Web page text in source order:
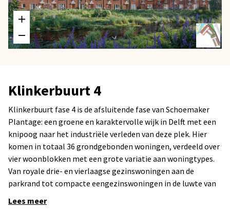
Klinkerbuurt 4
Klinkerbuurt fase 4 is de afsluitende fase van Schoemaker
Plantage: een groene en karaktervolle wijk in Delft met een
knipoog naar het industriële verleden van deze plek. Hier
komen in totaal 36 grondgebonden woningen, verdeeld over
vier woonblokken met een grote variatie aan woningtypes.
Van royale drie- en vierlaagse gezinswoningen aan de
parkrand tot compacte eengezinswoningen in de luwte van
gebouwd en voorzien van een eigen buitenruimte. De
Lees meer